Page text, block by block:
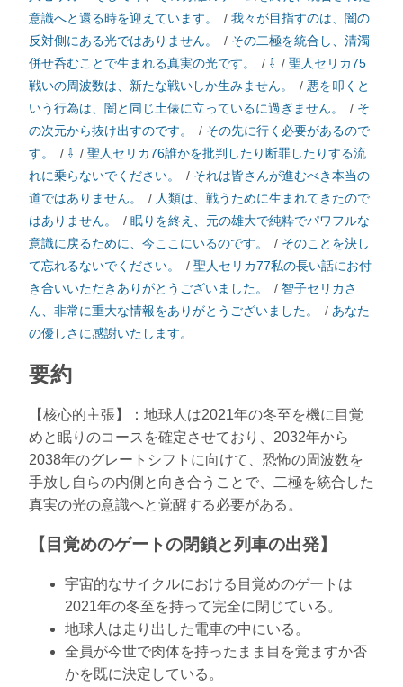
意識へと還る時を迎えています。
/ 我々が目指すのは、闇の
反対側にある光ではありません。
/ その二極を統合し、清濁
併せ呑むことで生まれる真実の光です。
/ ⇩ / 聖人セリカ75
戦いの周波数は、新たな戦いしか生みません。
/ 悪を叩くと
いう行為は、闇と同じ土俵に立っているに過ぎません。
/ そ
の次元から抜け出すのです。
/ その先に行く必要があるので
す。
/ ⇩ / 聖人セリカ76誰かを批判したり断罪したりする流
れに乗らないでください。
/ それは皆さんが進むべき本当の
道ではありません。
/ 人類は、戦うために生まれてきたので
はありません。
/ 眠りを終え、元の雄大で純粋でパワフルな
意識に戻るために、今ここにいるのです。
/ そのことを決し
て忘れるないでください。
/ 聖人セリカ77私の長い話にお付
き合いいただきありがとうございました。
/ 智子セリカさ
ん、非常に重大な情報をありがとうございました。
/ あなた
の優しさに感謝いたします。
要約
【核心的主張】：地球人は2021年の冬至を機に目覚
めと眠りのコースを確定させており、2032年から
2038年のグレートシフトに向けて、恐怖の周波数を
手放し自らの内側と向き合うことで、二極を統合した
真実の光の意識へと覚醒する必要がある。
【目覚めのゲートの閉鎖と列車の出発】
宇宙的なサイクルにおける目覚めのゲートは
2021年の冬至を持って完全に閉じている。
地球人は走り出した電車の中にいる。
全員が今世で肉体を持ったまま目を覚ますか否
かを既に決定している。